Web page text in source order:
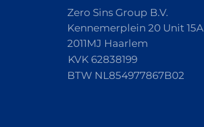
Zero Sins Group B.V.
Kennemerplein 20 Unit 15A
2011MJ Haarlem
KVK 62838199
BTW NL854977867B02